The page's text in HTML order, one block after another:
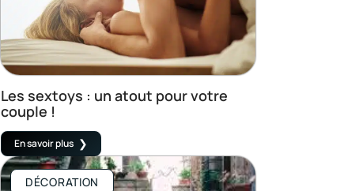
Les sextoys : un atout pour votre
couple !
En savoir plus
DÉCORATION